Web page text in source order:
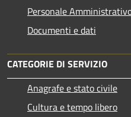
Personale
Documenti e dati
CATEGORIE DI SERVIZIO
Anagrafe e stato civile
Cultura e tempo libero